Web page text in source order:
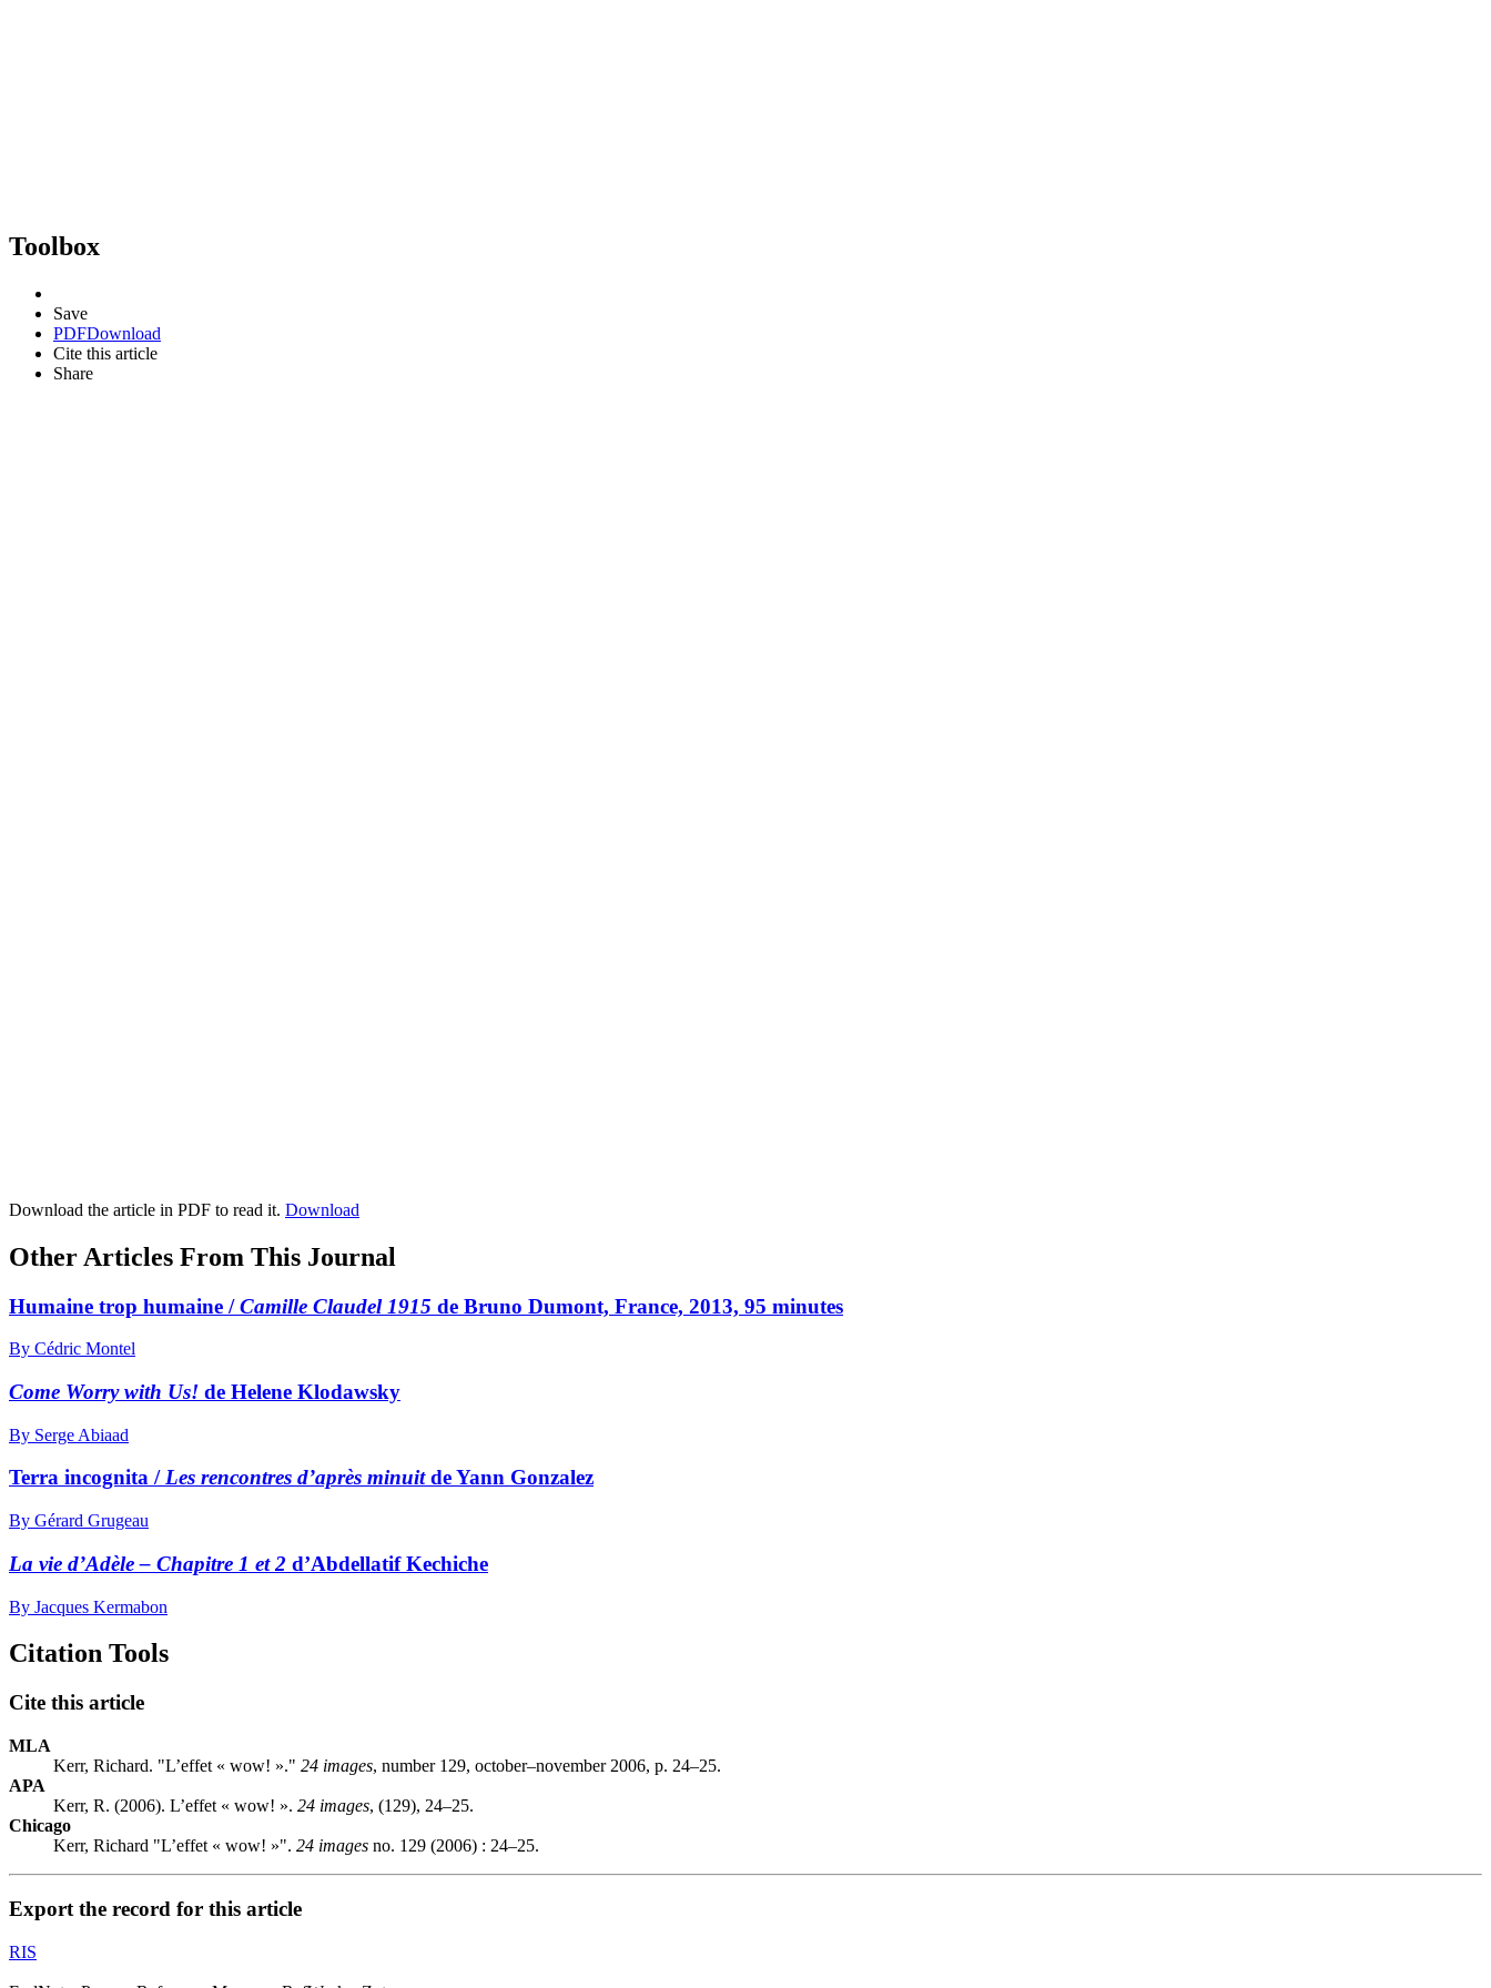
Toolbox
Save
PDFDownload
Cite this article
Share
Download the article in PDF to read it. Download
Other Articles From This Journal
Humaine trop humaine /Camille Claudel 1915 de Bruno Dumont, France, 2013, 95 minutes
By Cédric Montel
Come Worry with Us! de Helene Klodawsky
By Serge Abiaad
Terra incognita /Les rencontres d’après minuitde Yann Gonzalez
By Gérard Grugeau
La vie d’Adèle – Chapitre 1 et 2 d’Abdellatif Kechiche
By Jacques Kermabon
Citation Tools
Cite this article
MLA
Kerr, Richard. "L’effet « wow! »." 24 images, number 129, october–november 2006, p. 24–25.
APA
Kerr, R. (2006). L’effet « wow! ». 24 images, (129), 24–25.
Chicago
Kerr, Richard "L’effet « wow! »". 24 images no. 129 (2006) : 24–25.
Export the record for this article
RIS